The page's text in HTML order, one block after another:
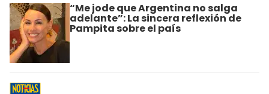
“Me jode que Argentina no salga
adelante”: La sincera reflexión de
Pampita sobre el país